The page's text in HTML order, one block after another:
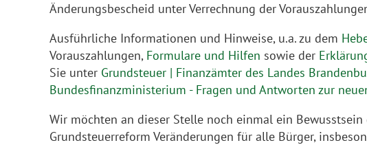
Änderungsbescheid unter Verrechnung der
Ausführliche Informationen und Hinweise, u.a. zu dem
Vorauszahlungen, Formulare und Hilfen sowie der
Sie unter Grundsteuer | Finanzämter des Landes
Bundesfinanzministerium - Fragen und Antworten zur
Wir möchten an dieser Stelle noch einmal ein
Grundsteuerreform Veränderungen für alle Bürger,